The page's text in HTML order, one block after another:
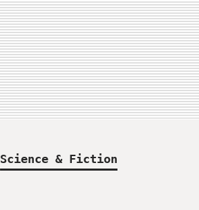
Science & Fiction